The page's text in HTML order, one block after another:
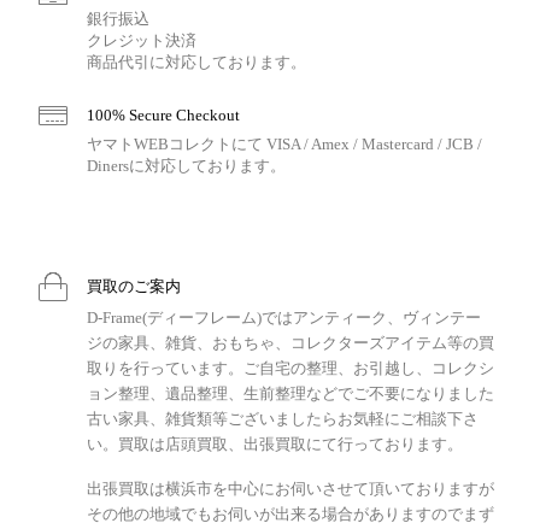
銀行振込
クレジット決済
商品代引に対応しております。
100% Secure Checkout
ヤマトWEBコレクトにて VISA / Amex / Mastercard / JCB /
Dinersに対応しております。
買取のご案内
D-Frame(ディーフレーム)ではアンティーク、ヴィンテー
ジの家具、雑貨、おもちゃ、コレクターズアイテム等の買
取りを行っています。ご自宅の整理、お引越し、コレクシ
ョン整理、遺品整理、生前整理などでご不要になりました
古い家具、雑貨類等ございましたらお気軽にご相談下さ
い。買取は店頭買取、出張買取にて行っております。
出張買取は横浜市を中心にお伺いさせて頂いておりますが
その他の地域でもお伺いが出来る場合がありますのでまず